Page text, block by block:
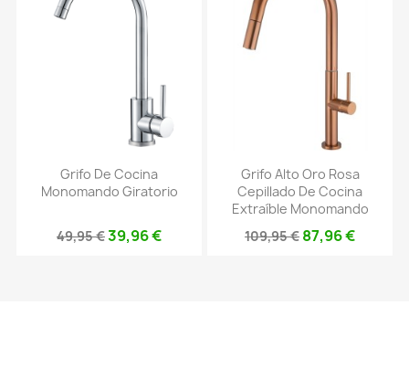
Grifo De Cocina
Monomando Giratorio
49,95 €39,96 €
Grifo Alto Oro Rosa
Cepillado De Cocina
Extraíble Monomando
109,95 € 87,96 €